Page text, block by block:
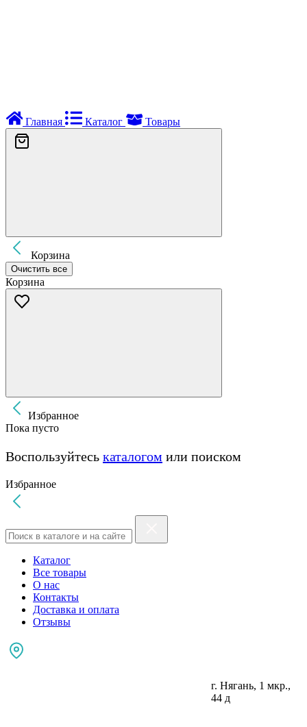
Главная Каталог Товары
Корзина
Очистить все
Корзина
Избранное
Пока пусто
Воспользуйтесь каталогом или поиском
Избранное
Каталог
Все товары
О нас
Контакты
Доставка и оплата
Отзывы
г. Нягань, 1 мкр.,
44 д